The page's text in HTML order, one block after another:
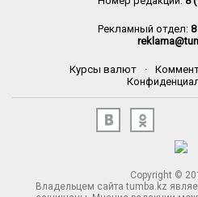
Рекламный отдел: 8
Курсы валют ·
Copyright ©
Владельцем сайта tumba.kz